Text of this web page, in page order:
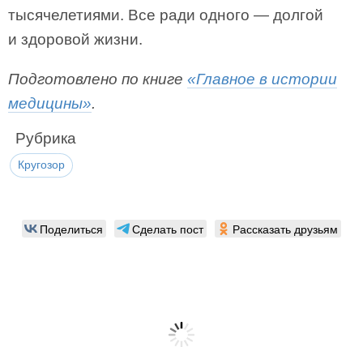
тысячелетиями. Все ради одного — долгой
и здоровой жизни.
Подготовлено по книге «Главное в истории
медицины».
Рубрика
Кругозор
Поделиться Сделать пост Рассказать друзьям